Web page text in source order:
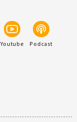
Youtube Podcast